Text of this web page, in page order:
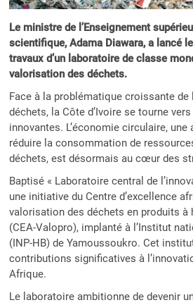
Le ministre de l’Enseignement
scientifique, Adama Diawara, a lancé
travaux d’un laboratoire de classe
valorisation des déchets.
Face à la problématique croissante
déchets, la Côte d’Ivoire se tourne
innovantes. L’économie circulaire,
réduire la consommation de
déchets, est désormais au cœur des
Baptisé « Laboratoire central de
une initiative du Centre d’excellence
valorisation des déchets en produits à
(CEA-Valopro), implanté à l’Institut
(INP-HB) de Yamoussoukro. Cet
contributions significatives à
Afrique.
Le laboratoire ambitionne de devenir